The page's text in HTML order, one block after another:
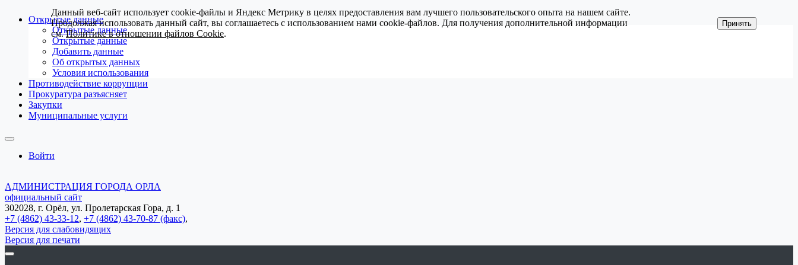
Открытые данные
Открытые данные
Открытые данные
Добавить данные
Об открытых данных
Условия использования
Противодействие коррупции
Прокуратура разъясняет
Закупки
Муниципальные услуги
Войти
АДМИНИСТРАЦИЯ ГОРОДА ОРЛА
официальный сайт
302028, г. Орёл, ул. Пролетарская Гора, д. 1
+7 (4862) 43-33-12, +7 (4862) 43-70-87 (факс),
Версия для слабовидящих
Версия для печати
Данный веб-сайт использует cookie-файлы и Яндекс Метрику в целях предоставления вам лучшего пользовательского опыта на нашем сайте.
Продолжая использовать данный сайт, вы соглашаетесь с использованием нами cookie-файлов. Для получения дополнительной информации
см.Политике в отношении файлов Cookie.
Принять